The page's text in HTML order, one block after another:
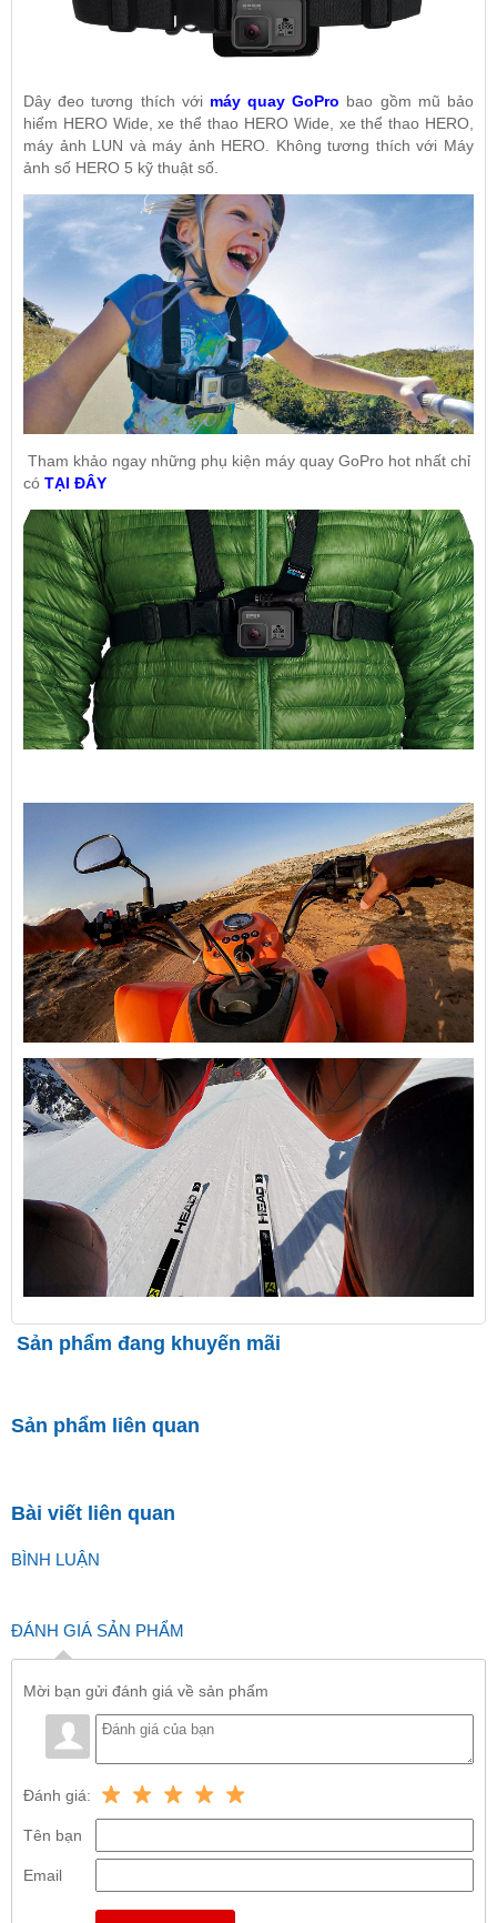
Dây đeo tương thích với máy quay GoPro bao gồm mũ bảo
hiểm HERO Wide, xe thể thao HERO Wide, xe thể thao HERO,
máy ảnh LUN và máy ảnh HERO. Không tương thích với Máy
ảnh số HERO 5 kỹ thuật số.
Tham khảo ngay những phụ kiện máy quay GoPro hot nhất chỉ
có TẠI ĐÂY
Sản phẩm đang khuyến mãi
Sản phẩm liên quan
Bài viết liên quan
BÌNH LUẬN
ĐÁNH GIÁ SẢN PHẨM
Mời bạn gửi đánh giá về sản phẩm
Đánh giá:
Tên bạn
Email